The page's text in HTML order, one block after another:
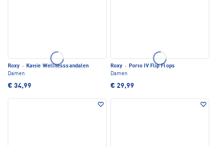
Roxy · Kattie Wellnesssandalen
Damen
€ 34,99
Roxy · Porto IV Flip Flops
Damen
€ 29,99